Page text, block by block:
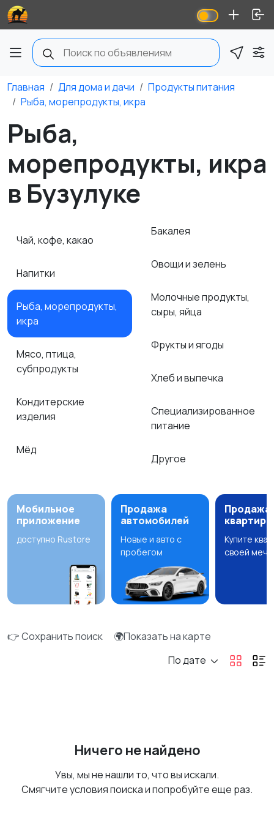
Главная Для дома и дачи
Продукты питания
Рыба, морепродукты, икра
Рыба,
морепродукты, икра
в Бузулуке
Чай, кофе, какао
Напитки
Рыба, морепродукты,
икра
Мясо, птица,
субпродукты
Кондитерские
изделия
Мёд
Бакалея
Овощи и зелень
Молочные продукты,
сыры, яйца
Фрукты и ягоды
Хлеб и выпечка
Специализированное
питание
Другое
Мобильное
приложение
доступно Rustore
Продажа
автомобилей
Новые и авто с
пробегом
Продажа
квартир
Купите
своей
👉 Сохранить поиск
🌍Показать на карте
По дате
Ничего не найдено
Увы, мы не нашли то, что вы искали.
Смягчите условия поиска и попробуйте еще раз.